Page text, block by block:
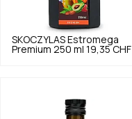
SKOCZYLAS Estromega
Premium 250 ml 19,35 CHF